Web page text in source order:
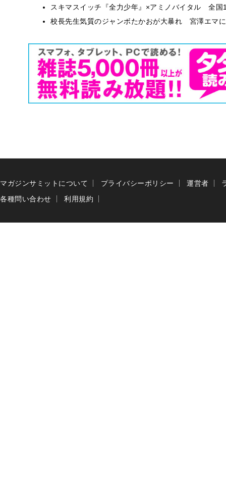
スキマスイッチ『全力少年』×アミノバイタル 全国
校長先生気質のジャンボたかおが大暴れ 宮澤エマ
マガジンサミットについて プライバシーポリシー 運営者
各種問い合わせ
利用規約